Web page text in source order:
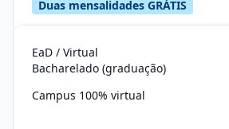
Duas mensalidades GRÁTIS
EaD / Virtual
Bacharelado (graduação)
Campus 100% virtual